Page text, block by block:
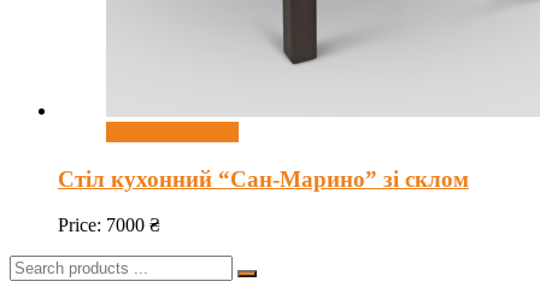
Стіл кухонний “Сан-Марино” зі склом
Price: 7000 ₴
Search
for: